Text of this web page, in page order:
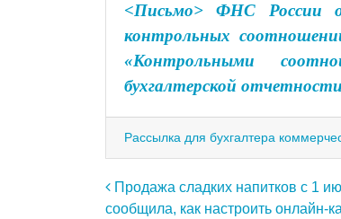
<Письмо> ФНС России
контрольных
«Контрольными
бухгалтерской
Рассылка для бухгалтера
Навигация по
Продажа сладких напитков с 1
сообщила, как настроить онлайн-